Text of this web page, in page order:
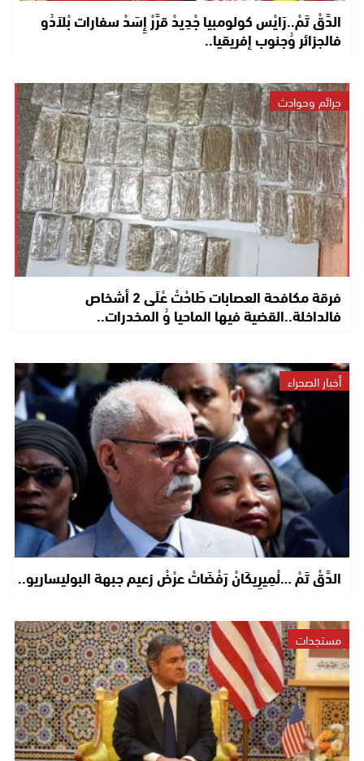
الدَّقْ تَمْ..رَايْس كولومبيا جْدِيدْ قرَّرْ إِسَدْ سفارات بْلاَدُو
فالجزائر وُجنوب إفريقيا..
جرائم وحوادث
فرقة مكافحة العصابات طَاحْتْ عْلَى 2 أشخاص
فالداخلة..القضية فيها الماحيا وُ المخدرات..
أخبار الصحراء
الدَّقْ تَمْ …لْمِيرِيكَانْ رَفْضَاتْ عرْضْ زعيم جبهة البوليساريو..
مستجدات